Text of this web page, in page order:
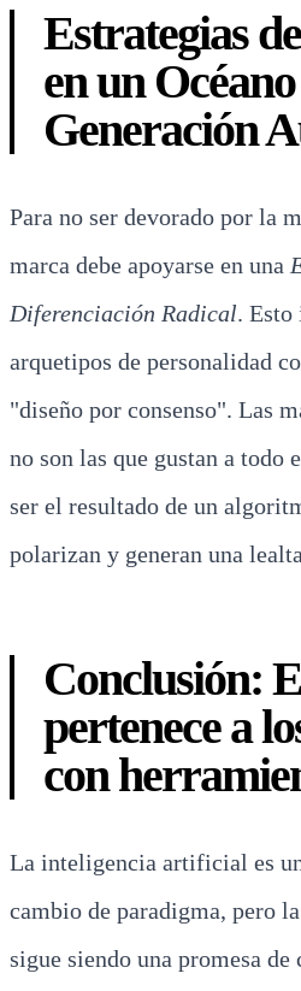
Estrategias
en un
Generación
Para no ser devorado por la
marca debe apoyarse en una
Diferenciación Radical.
arquetipos de personalidad
"diseño por consenso". Las
no son las que gustan a todo
ser el resultado de un
polarizan y generan una
Conclusión:
pertenece a
con
La inteligencia artificial es
cambio de paradigma, pero
sigue siendo una promesa de